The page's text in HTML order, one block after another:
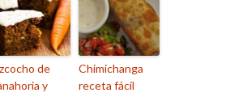
de
y
Chimichanga
receta fácil